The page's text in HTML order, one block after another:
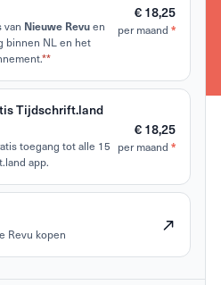
van Nieuwe Revuen
binnen NL en het
**
€ 18,25
per maand *
Tijdschrift.land
toegang tot alle 15
app.
€ 18,25
per maand *
Revu kopen